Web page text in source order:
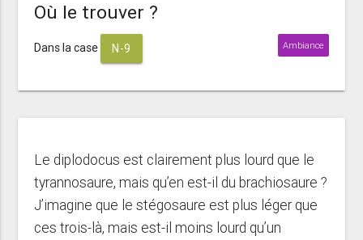
Où le trouver ?
Dans la case N-9 Ambiance
Le diplodocus est clairement plus lourd que le
tyrannosaure, mais qu’en est-il du brachiosaure ?
J’imagine que le stégosaure est plus léger que
ces trois-là, mais est-il moins lourd qu’un